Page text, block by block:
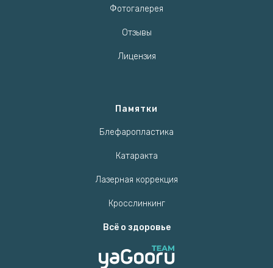
Фотогалерея
Отзывы
Лицензия
Памятки
Блефаропластика
Катаракта
Лазерная коррекция
Кросслинкинг
Всё о здоровье